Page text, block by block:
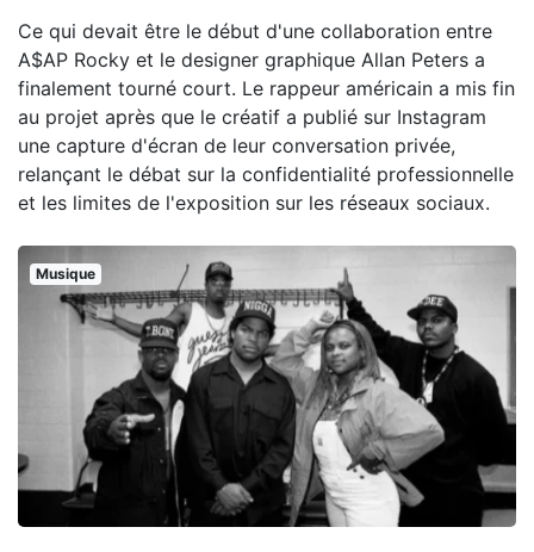
Ce qui devait être le début d'une collaboration entre
A$AP Rocky et le designer graphique Allan Peters a
finalement tourné court. Le rappeur américain a mis fin
au projet après que le créatif a publié sur Instagram
une capture d'écran de leur conversation privée,
relançant le débat sur la confidentialité professionnelle
et les limites de l'exposition sur les réseaux sociaux.
Musique